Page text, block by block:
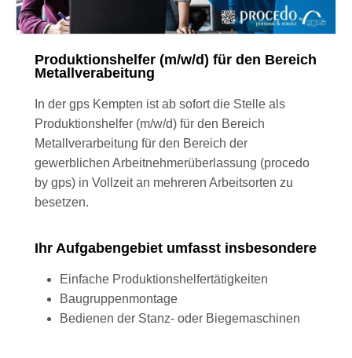
Produktionshelfer (m/w/d) für den Bereich
Metallverabeitung
In der gps Kempten ist ab sofort die Stelle als
Produktionshelfer (m/w/d) für den Bereich
Metallverarbeitung für den Bereich der
gewerblichen Arbeitnehmerüberlassung (procedo
by gps) in Vollzeit an mehreren Arbeitsorten zu
besetzen.
Ihr Aufgabengebiet umfasst insbesondere
Einfache Produktionshelfertätigkeiten
Baugruppenmontage
Bedienen der Stanz- oder Biegemaschinen